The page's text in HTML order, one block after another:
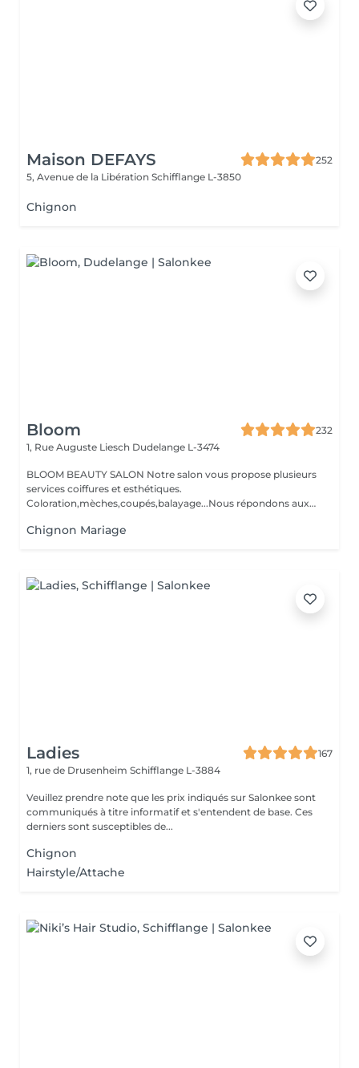
Maison DEFAYS
252
5, Avenue de la Libération Schifflange L-3850
Chignon
Bloom
232
1, Rue Auguste Liesch Dudelange L-3474
BLOOM BEAUTY SALON Notre salon vous propose plusieurs
services coiffures et esthétiques.
Coloration,mèches,coupés,balayage...Nous répondons aux
Chignon Mariage
Ladies
167
1, rue de Drusenheim Schifflange L-3884
Veuillez prendre note que les prix indiqués sur Salonkee sont
communiqués à titre informatif et s'entendent de base. Ces
derniers sont susceptibles de...
Chignon
Hairstyle/Attache